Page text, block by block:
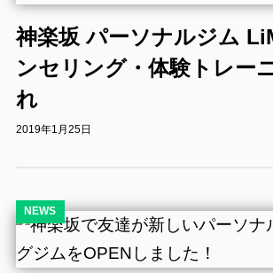
神楽坂 パーソナルジム
ンセリング・体験トレー
れ
2019年1月25日
NEWS